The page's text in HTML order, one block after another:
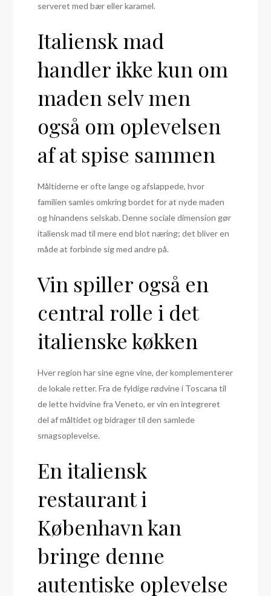
serveret med bær eller karamel.
Italiensk mad
handler ikke kun om
maden selv men
også om oplevelsen
af at spise sammen
Måltiderne er ofte lange og afslappede, hvor
familien samles omkring bordet for at nyde maden
og hinandens selskab. Denne sociale dimension gør
italiensk mad til mere end blot næring; det bliver en
måde at forbinde sig med andre på.
Vin spiller også en
central rolle i det
italienske køkken
Hver region har sine egne vine, der komplementerer
de lokale retter. Fra de fyldige rødvine i Toscana til
de lette hvidvine fra Veneto, er vin en integreret
del af måltidet og bidrager til den samlede
smagsoplevelse.
En italiensk
restaurant i
København kan
bringe denne
autentiske oplevelse